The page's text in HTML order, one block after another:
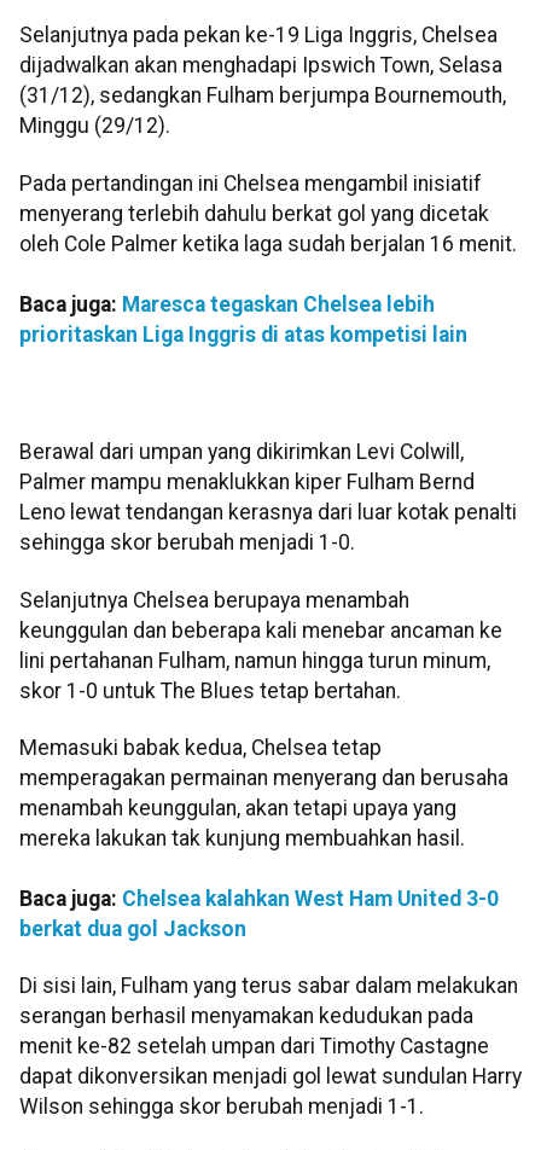
Selanjutnya pada pekan ke-19 Liga Inggris, Chelsea
dijadwalkan akan menghadapi Ipswich Town, Selasa
(31/12), sedangkan Fulham berjumpa Bournemouth,
Minggu (29/12).
Pada pertandingan ini Chelsea mengambil inisiatif
menyerang terlebih dahulu berkat gol yang dicetak
oleh Cole Palmer ketika laga sudah berjalan 16 menit.
Baca juga: Maresca tegaskan Chelsea lebih
prioritaskan Liga Inggris di atas kompetisi lain
Berawal dari umpan yang dikirimkan Levi Colwill,
Palmer mampu menaklukkan kiper Fulham Bernd
Leno lewat tendangan kerasnya dari luar kotak penalti
sehingga skor berubah menjadi 1-0.
Selanjutnya Chelsea berupaya menambah
keunggulan dan beberapa kali menebar ancaman ke
lini pertahanan Fulham, namun hingga turun minum,
skor 1-0 untuk The Blues tetap bertahan.
Memasuki babak kedua, Chelsea tetap
memperagakan permainan menyerang dan berusaha
menambah keunggulan, akan tetapi upaya yang
mereka lakukan tak kunjung membuahkan hasil.
Baca juga: Chelsea kalahkan West Ham United 3-0
berkat dua gol Jackson
Di sisi lain, Fulham yang terus sabar dalam melakukan
serangan berhasil menyamakan kedudukan pada
menit ke-82 setelah umpan dari Timothy Castagne
dapat dikonversikan menjadi gol lewat sundulan Harry
Wilson sehingga skor berubah menjadi 1-1.